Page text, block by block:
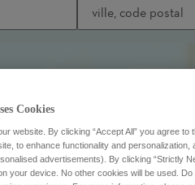
Cookies
website. By clicking “Accept All” you agree
to enhance functionality and
advertisements). By clicking “Strictly
your device. No other cookies will be used.